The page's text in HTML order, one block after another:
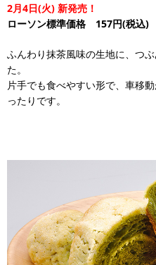
2月4日(火) 新発売！
ローソン標準価格 157円(税込)
ふんわり抹茶風味の生地に、つ
た。
片手でも食べやすい形で、車移
ったりです。